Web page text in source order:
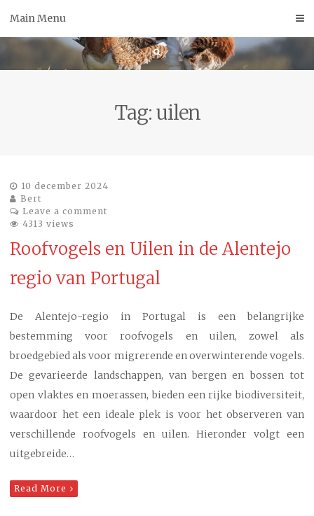
Main Menu
Tag:uilen
10 december 2024
Bert
Leave a comment
4313 views
Roofvogels en Uilen in de Alentejo
regio van Portugal
De Alentejo-regio in Portugal is een belangrijke
bestemming voor roofvogels en uilen, zowel als
broedgebied als voor migrerende en overwinterende vogels.
De gevarieerde landschappen, van bergen en bossen tot
open vlaktes en moerassen, bieden een rijke biodiversiteit,
waardoor het een ideale plek is voor het observeren van
verschillende roofvogels en uilen. Hieronder volgt een
uitgebreide…
Read More